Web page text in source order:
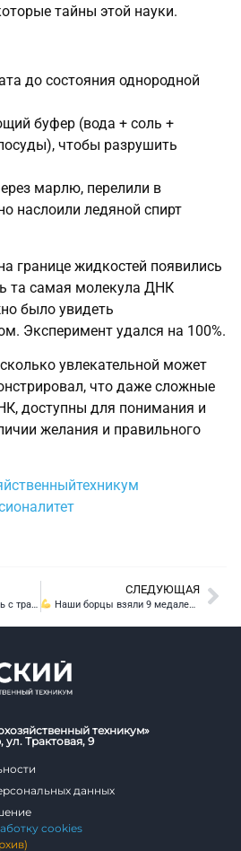
тайны этой науки.
до состояния однородной
буфер (вода + соль +
чтобы разрушить
марлю, перелили в
наслоили ледяной спирт
границе жидкостей появились
та самая молекула ДНК
было увидеть
Эксперимент удался на 100%.
увлекательной может
что даже сложные
доступны для понимания и
желания и правильного
линейки!
СЛЕДУЮЩАЯ
Наши борцы взяли 9 медалей на районном турнире по вольной борьбе!
техникум»
ул. Трактовая, 9
данных
cookies